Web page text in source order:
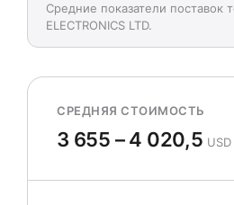
Средние показатели поставок
ELECTRONICS LTD.
СРЕДНЯЯ СТОИМОСТЬ
3 655 – 4 020,5 USD